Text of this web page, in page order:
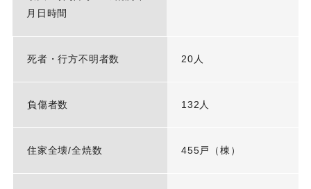
月日時間
死者・行方不明者数 20人
負傷者数 132人
住家全壊/全焼数 455戸（棟）